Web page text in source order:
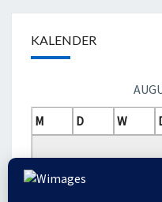
KALENDER
M
D W
3
4